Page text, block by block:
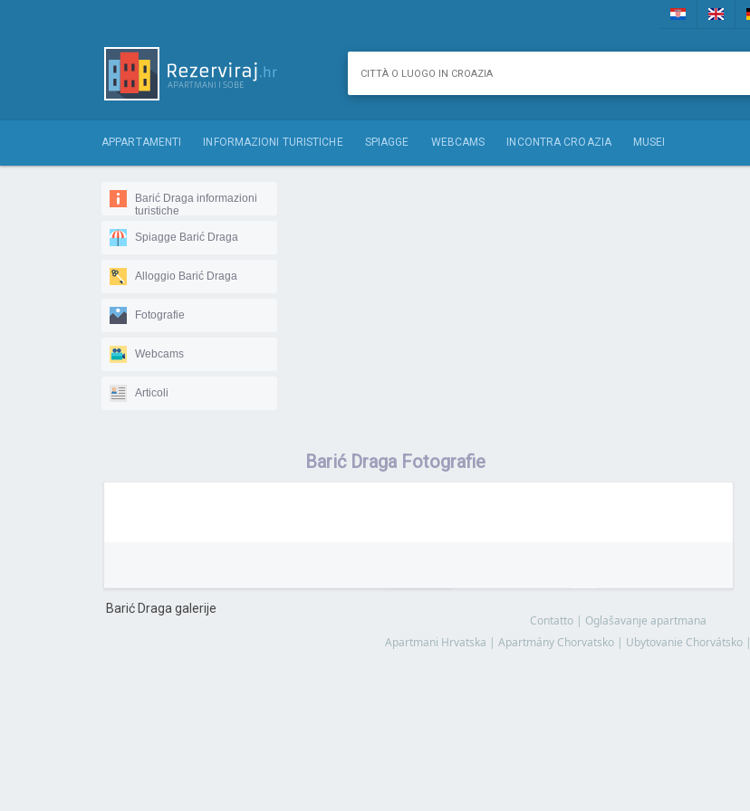
APPARTAMENTI INFORMAZIONI TURISTICHE SPIAGGE WEBCAMS INCONTRA CROAZIA MUSEI
Barić Draga informazioni
turistiche
Spiagge Barić Draga
Alloggio Barić Draga
Fotografie
Webcams
Articoli
Barić Draga Fotografie
Barić Draga galerije
Contatto| Oglašavanje apartmana
Apartmani Hrvatska | Apartmány Chorvatsko| Ubytovanie Chorvátsko|